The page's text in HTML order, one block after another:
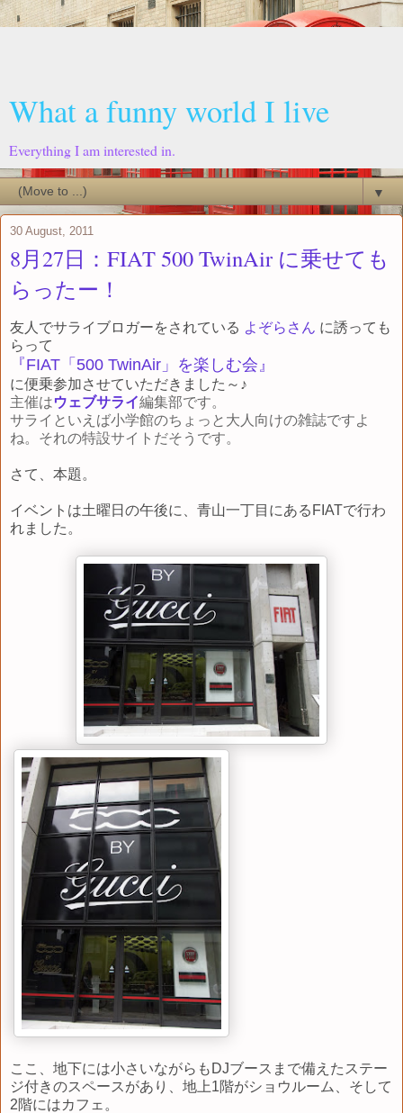
What a funny world I live
Everything I am interested in.
▼
30 August, 2011
8月27日：FIAT 500 TwinAir に乗せても
らったー！
友人でサライブロガーをされている よぞらさん に誘っても
らって
『FIAT「500 TwinAir」を楽しむ会』
に便乗参加させていただきました～♪
主催はウェブサライ編集部です。
サライといえば小学館のちょっと大人向けの雑誌ですよ
ね。それの特設サイトだそうです。
さて、本題。
イベントは土曜日の午後に、青山一丁目にあるFIATで行わ
れました。
ここ、地下には小さいながらもDJブースまで備えたステー
ジ付きのスペースがあり、地上1階がショウルーム、そして
2階にはカフェ。